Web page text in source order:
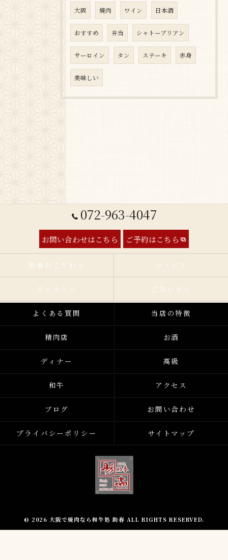
大阪 焼肉 ワイン 日本酒
おすすめ 弁当 シャトーブリアン
サーロイン タン ステーキ 赤身
美味しい
072-963-4047
お問い合わせはこちら ご予約はこちら
助春のこだわり サービス
ギャラリー ごあいさつ
よくある質問 当店の特徴
精肉店 お酒
ディナー 高級
和牛 アクセス
ブログ お問い合わせ
プライバシーポリシー サイトマップ
© 2026 大阪で焼肉なら和牛処 助春 ALL RIGHTS RESERVED.